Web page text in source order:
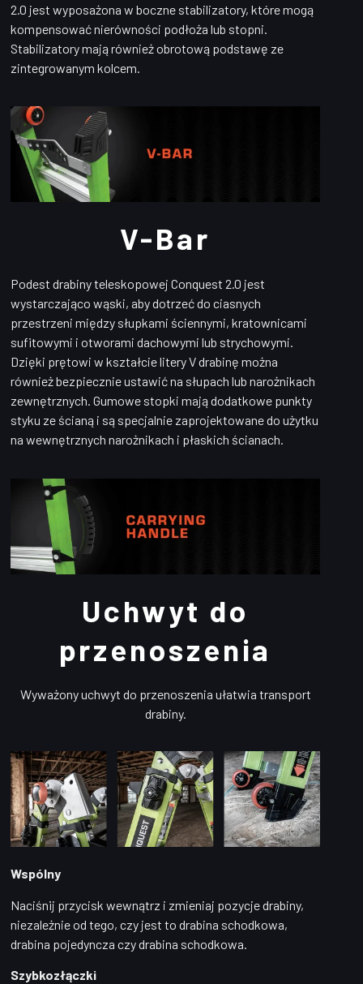
2.0 jest wyposażona w boczne stabilizatory, które mogą
kompensować nierówności podłoża lub stopni.
Stabilizatory mają również obrotową podstawę ze
zintegrowanym kolcem.
V-Bar
Podest drabiny teleskopowej Conquest 2.0 jest
wystarczająco wąski, aby dotrzeć do ciasnych
przestrzeni między słupkami ściennymi, kratownicami
sufitowymi i otworami dachowymi lub strychowymi.
Dzięki prętowi w kształcie litery V drabinę można
również bezpiecznie ustawić na słupach lub narożnikach
zewnętrznych. Gumowe stopki mają dodatkowe punkty
styku ze ścianą i są specjalnie zaprojektowane do użytku
na wewnętrznych narożnikach i płaskich ścianach.
Uchwyt do
przenoszenia
Wyważony uchwyt do przenoszenia ułatwia transport
drabiny.
Wspólny
Naciśnij przycisk wewnątrz i zmieniaj pozycje drabiny,
niezależnie od tego, czy jest to drabina schodkowa,
drabina pojedyncza czy drabina schodkowa.
Szybkozłączki